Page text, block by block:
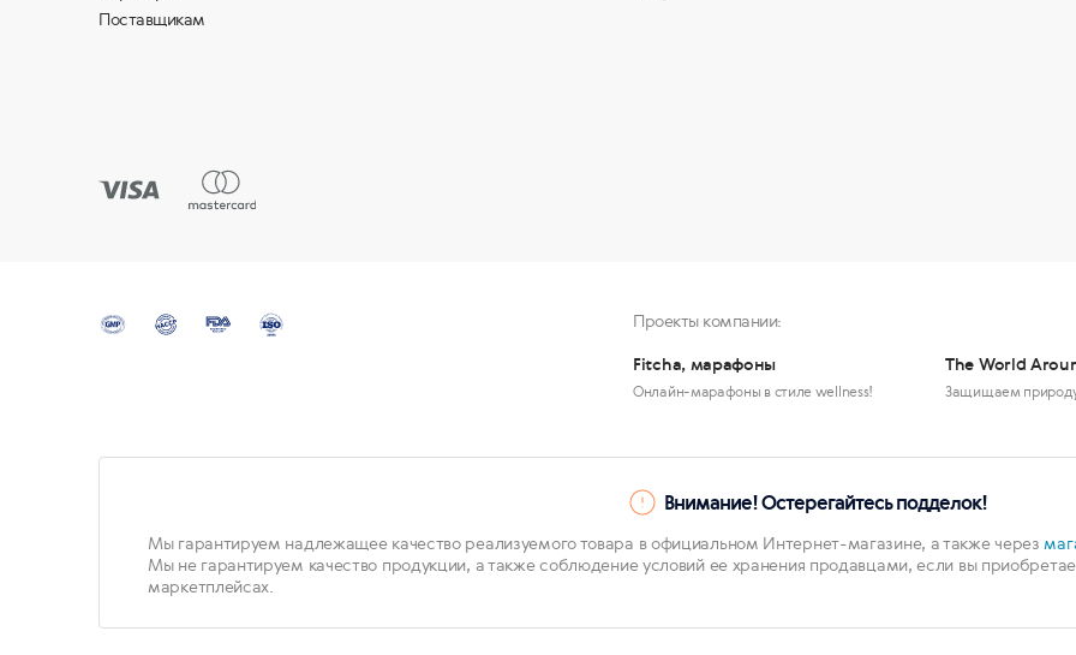
Поставщикам
Проекты компании:
Fitcha, марафоны
Онлайн-марафоны в стиле wellness!
The World
Защищаем
Внимание! Остерегайтесь подделок!
Мы гарантируем надлежащее качество реализуемого товара в официальном Интернет-магазине, а также через
Мы не гарантируем качество продукции, а также соблюдение условий ее хранения продавцами, если вы
маркетплейсах.